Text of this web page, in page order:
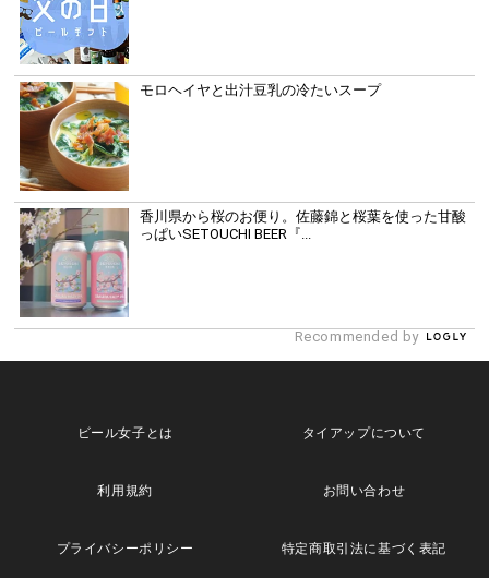
モロヘイヤと出汁豆乳の冷たいスープ
香川県から桜のお便り。佐藤錦と桜葉を使った甘酸
っぱいSETOUCHI BEER『...
Recommended by
ビール女子とは タイアップについて
利用規約 お問い合わせ
プライバシーポリシー 特定商取引法に基づく表記